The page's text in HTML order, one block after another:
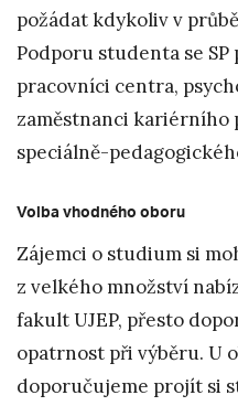
požádat kdykoliv v
Podporu studenta se
pracovníci centra,
zaměstnanci kariérního
speciálně-
Volba vhodného oboru
Zájemci o studium si
z velkého množství
fakult UJEP, přesto
opatrnost při výběru. U
doporučujeme projít si